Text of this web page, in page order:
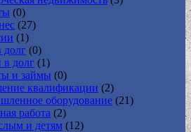
(0)
(27)
(1)
долг (0)
в долг (1)
и займы (0)
квалификации (2)
оборудование (21)
работа (2)
и детям (12)